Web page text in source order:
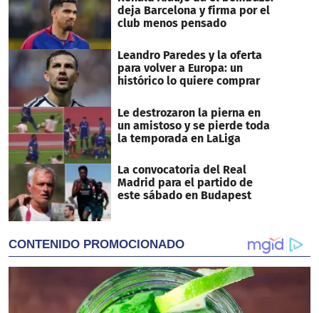
deja Barcelona y firma por el
club menos pensado
Leandro Paredes y la oferta
para volver a Europa: un
histórico lo quiere comprar
Le destrozaron la pierna en
un amistoso y se pierde toda
la temporada en LaLiga
La convocatoria del Real
Madrid para el partido de
este sábado en Budapest